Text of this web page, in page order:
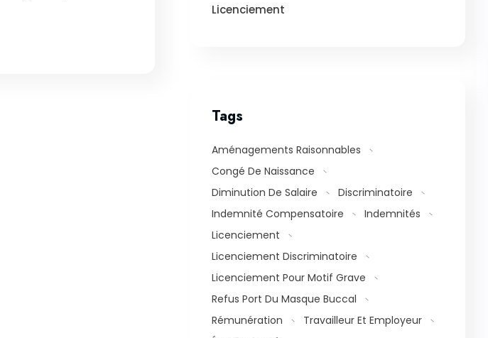
Licenciement
Tags
Aménagements Raisonnables
Congé De Naissance
Diminution De Salaire
Discriminatoire
Indemnité Compensatoire
Indemnités
Licenciement
Licenciement Discriminatoire
Licenciement Pour Motif Grave
Refus Port Du Masque Buccal
Rémunération
Travailleur Et Employeur